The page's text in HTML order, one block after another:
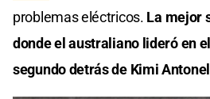
problemas eléctricos. La mejor
donde el australiano lideró en
segundo detrás de Kimi